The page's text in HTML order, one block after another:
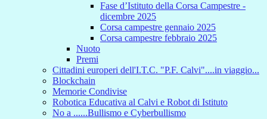
Fase d’Istituto della Corsa Campestre -
dicembre 2025
Corsa campestre gennaio 2025
Corsa campestre febbraio 2025
Nuoto
Premi
Cittadini europeri dell'I.T.C. "P.F. Calvi"....in viaggio...
Blockchain
Memorie Condivise
Robotica Educativa al Calvi e Robot di Istituto
No a ......Bullismo e Cyberbullismo